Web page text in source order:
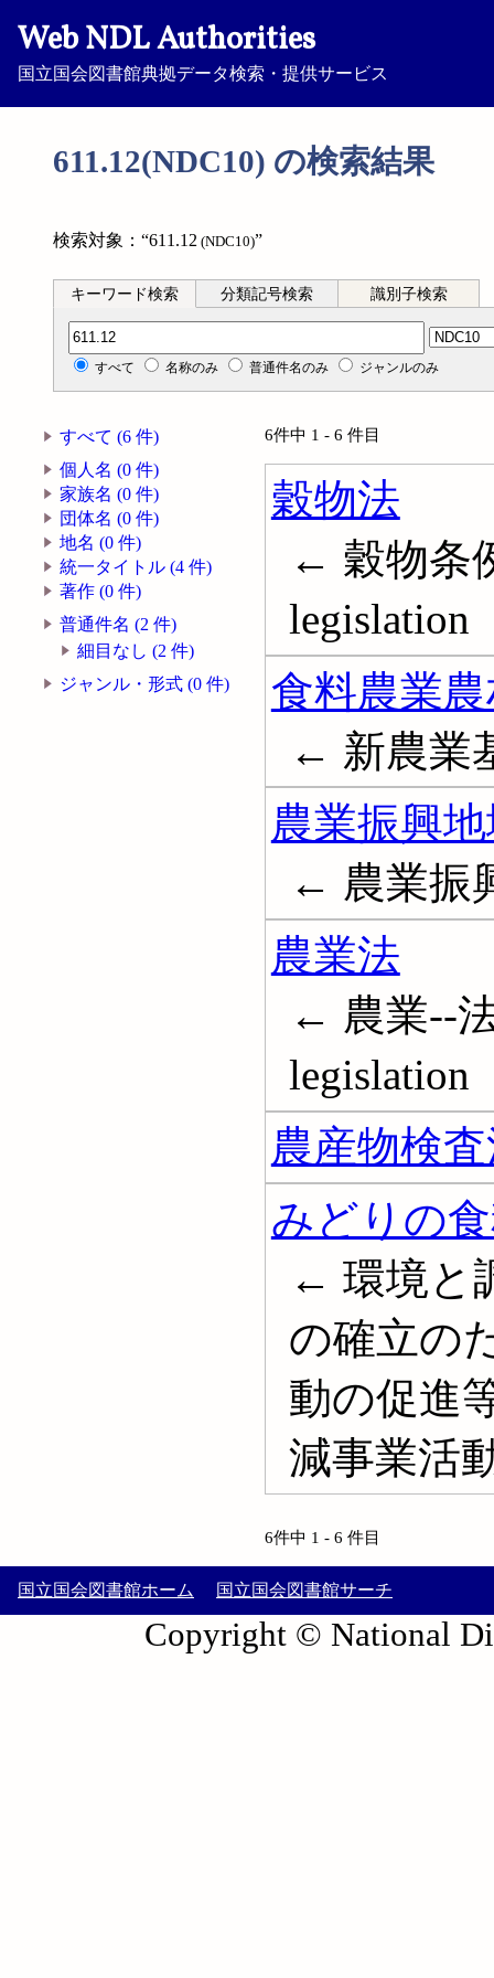
Web NDL Authorities
国立国会図書館典拠データ検索・提供サービス
611.12(NDC10) の検索結果
検索対象：“611.12 (NDC10)”
キーワード検索 分類記号検索 識別子検索
分類記号検索
すべて 名称のみ 普通件名のみ ジャンルのみ
すべて (6 件)
個人名 (0 件)
家族名 (0 件)
団体名 (0 件)
地名 (0 件)
統一タイトル (4 件)
著作 (0 件)
普通件名 (2 件)
細目なし (2 件)
ジャンル・形式 (0 件)
6件中 1 - 6 件目
穀物法
← 穀物条
legislation
食料農業
← 新農業
農業振興
← 農業振
農業法
← 農業--
legislation
農産物検
みどりの
← 環境と
の確立の
動の促進
減事業活
6件中 1 - 6 件目
国立国会図書館ホーム 国立国会図書館サーチ
Copyright © National